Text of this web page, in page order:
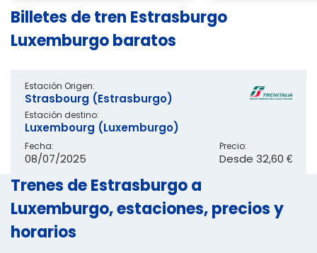
Billetes de tren Estrasburgo
Luxemburgo baratos
Estación Origen:
Strasbourg (Estrasburgo)
Estación destino:
Luxembourg (Luxemburgo)
Fecha:
08/07/2025
Precio:
Desde 32,60 €
Trenes de Estrasburgo a
Luxemburgo, estaciones, precios y
horarios